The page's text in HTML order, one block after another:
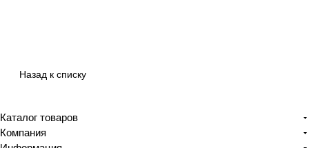
Назад к списку
Каталог товаров
Компания